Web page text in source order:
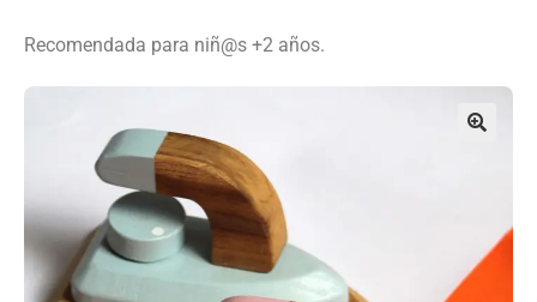
Recomendada para niñ@s +2 años.